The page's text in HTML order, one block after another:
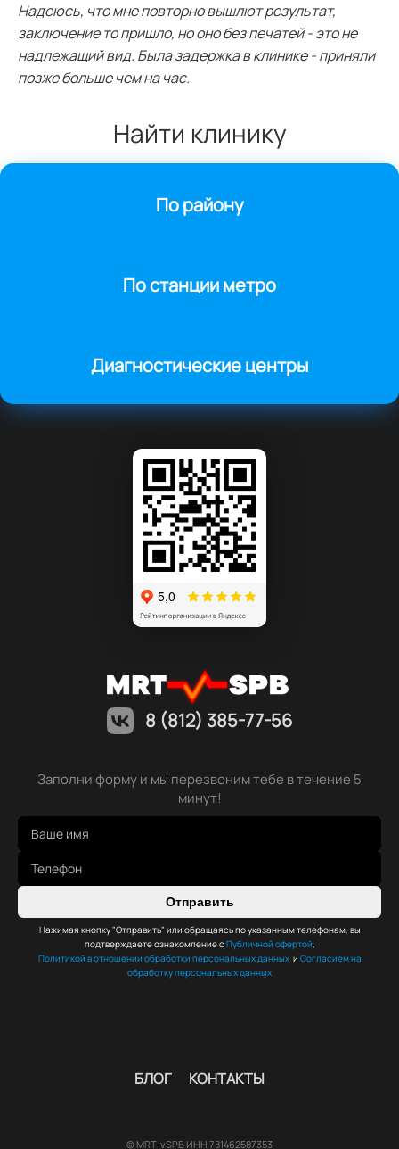
Надеюсь, что мне повторно вышлют результат,
заключение то пришло, но оно без печатей - это не
надлежащий вид. Была задержка в клинике - приняли
позже больше чем на час.
Найти клинику
По району
По станции метро
Диагностические центры
8 (812) 385-77-56
Заполни форму и мы перезвоним тебе в течение 5
минут!
Отправить
Нажимая кнопку "Отправить" или обращаясь по указанным телефонам, вы
подтверждаете ознакомление с Публичной офертой,
Политикой в отношении обработки персональных данных и Согласием на
обработку персональных данных
БЛОГ КОНТАКТЫ
© MRT-vSPB ИНН 781462587353